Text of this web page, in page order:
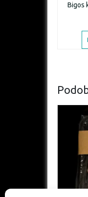
Bigos